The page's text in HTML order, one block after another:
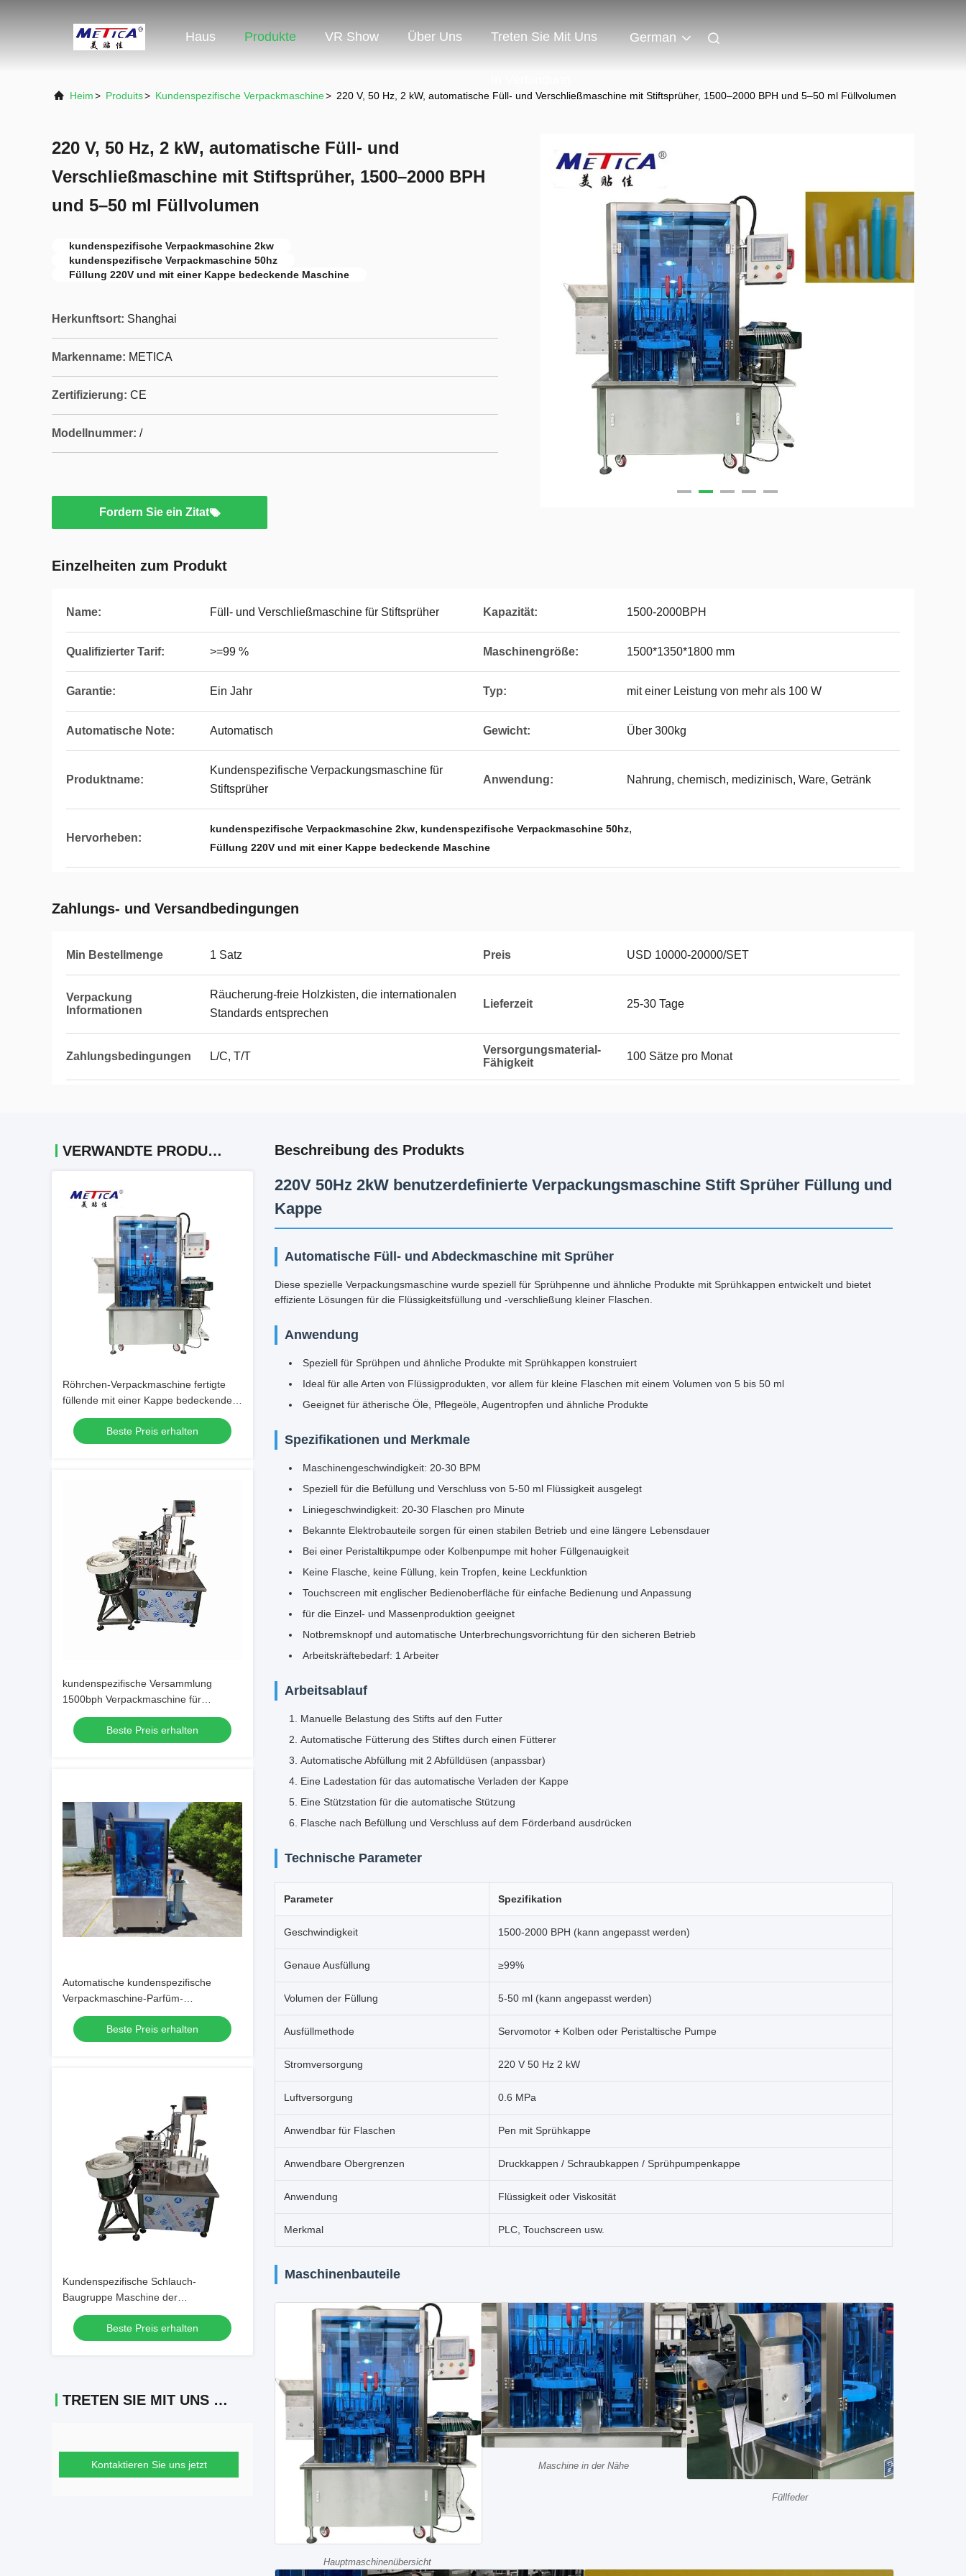
Haus Produkte VR Show Über Uns Treten Sie Mit Uns German
Heim> Produits> Kundenspezifische Verpackmaschine> 220 V, 50 Hz, 2 kW, automatische Füll- und Verschließmaschine mit Stiftsprüher, 1500–2000 BPH und 5–50 ml Füllvolumen
220 V, 50 Hz, 2 kW, automatische Füll- und
Verschließmaschine mit Stiftsprüher, 1500–2000 BPH
und 5–50 ml Füllvolumen
kundenspezifische Verpackmaschine 2kw
kundenspezifische Verpackmaschine 50hz
Füllung 220V und mit einer Kappe bedeckende Maschine
Herkunftsort: Shanghai
Markenname: METICA
Zertifizierung: CE
Modellnummer: /
Fordern Sie ein Zitat
Einzelheiten zum Produkt
Name: Füll- und Verschließmaschine für Stiftsprüher Kapazität: 1500-2000BPH
Qualifizierter Tarif: >=99 % Maschinengröße: 1500*1350*1800 mm
Garantie: Ein Jahr Typ: mit einer Leistung von mehr als 100 W
Automatische Note: Automatisch Gewicht: Über 300kg
Produktname:
Kundenspezifische Verpackungsmaschine für
Stiftsprüher
Anwendung: Nahrung, chemisch, medizinisch, Ware, Getränk
Hervorheben:
kundenspezifische Verpackmaschine 2kw, kundenspezifische Verpackmaschine 50hz,
Füllung 220V und mit einer Kappe bedeckende Maschine
Zahlungs- und Versandbedingungen
Min Bestellmenge 1 Satz Preis USD 10000-20000/SET
Verpackung
Informationen
Räucherung-freie Holzkisten, die internationalen
Standards entsprechen
Lieferzeit 25-30 Tage
Zahlungsbedingungen L/C, T/T
Versorgungsmaterial-
Fähigkeit
100 Sätze pro Monat
VERWANDTE PRODUKTE
Röhrchen-Verpackmaschine fertigte
füllende mit einer Kappe bedeckende
Maschine besonders an
Beste Preis erhalten
kundenspezifische Versammlung
1500bph Verpackmaschine für
Röhrchen
Beste Preis erhalten
Automatische kundenspezifische
Verpackmaschine-Parfüm-
Beispielversammlungs-Maschine
Beste Preis erhalten
Kundenspezifische Schlauch-
Baugruppe Maschine der
Verpackmaschine-1200-1800BPH halb
automatischeBeste Preis erhalten
TRETEN SIE MIT UNS IN VERBINDUNG
Kontaktieren Sie uns jetzt
Beschreibung des Produkts
220V 50Hz 2kW benutzerdefinierte Verpackungsmaschine Stift Sprüher Füllung und
Kappe
Automatische Füll- und Abdeckmaschine mit Sprüher
Diese spezielle Verpackungsmaschine wurde speziell für Sprühpenne und ähnliche Produkte mit Sprühkappen entwickelt und bietet
effiziente Lösungen für die Flüssigkeitsfüllung und -verschließung kleiner Flaschen.
Anwendung
Speziell für Sprühpen und ähnliche Produkte mit Sprühkappen konstruiert
Ideal für alle Arten von Flüssigprodukten, vor allem für kleine Flaschen mit einem Volumen von 5 bis 50 ml
Geeignet für ätherische Öle, Pflegeöle, Augentropfen und ähnliche Produkte
Spezifikationen und Merkmale
Maschinengeschwindigkeit: 20-30 BPM
Speziell für die Befüllung und Verschluss von 5-50 ml Flüssigkeit ausgelegt
Liniegeschwindigkeit: 20-30 Flaschen pro Minute
Bekannte Elektrobauteile sorgen für einen stabilen Betrieb und eine längere Lebensdauer
Bei einer Peristaltikpumpe oder Kolbenpumpe mit hoher Füllgenauigkeit
Keine Flasche, keine Füllung, kein Tropfen, keine Leckfunktion
Touchscreen mit englischer Bedienoberfläche für einfache Bedienung und Anpassung
für die Einzel- und Massenproduktion geeignet
Notbremsknopf und automatische Unterbrechungsvorrichtung für den sicheren Betrieb
Arbeitskräftebedarf: 1 Arbeiter
Arbeitsablauf
Manuelle Belastung des Stifts auf den Futter
Automatische Fütterung des Stiftes durch einen Fütterer
Automatische Abfüllung mit 2 Abfülldüsen (anpassbar)
Eine Ladestation für das automatische Verladen der Kappe
Eine Stützstation für die automatische Stützung
Flasche nach Befüllung und Verschluss auf dem Förderband ausdrücken
Technische Parameter
Parameter Spezifikation
Geschwindigkeit 1500-2000 BPH (kann angepasst werden)
Genaue Ausfüllung ≥99%
Volumen der Füllung 5-50 ml (kann angepasst werden)
Ausfüllmethode Servomotor + Kolben oder Peristaltische Pumpe
Stromversorgung 220 V 50 Hz 2 kW
Luftversorgung 0.6 MPa
Anwendbar für Flaschen Pen mit Sprühkappe
Anwendbare Obergrenzen Druckkappen / Schraubkappen / Sprühpumpenkappe
Anwendung Flüssigkeit oder Viskosität
Merkmal PLC, Touchscreen usw.
Maschinenbauteile
Hauptmaschinenübersicht
Maschine in der Nähe
Füllfeder